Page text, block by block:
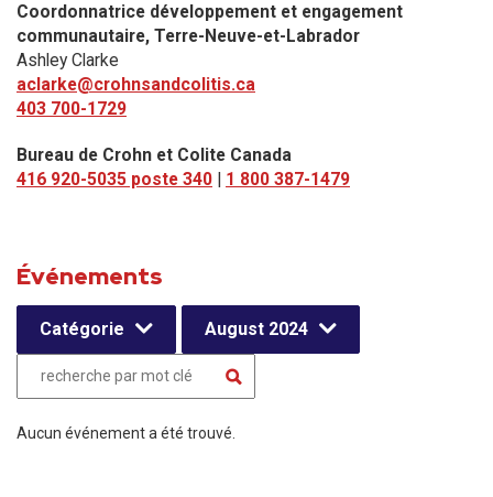
Coordonnatrice développement et engagement
communautaire, Terre-Neuve-et-Labrador
Ashley Clarke
aclarke@crohnsandcolitis.ca
403 700-1729
Bureau de Crohn et Colite Canada
416 920-5035 poste 340 | 1 800 387-1479
Événements
Catégorie August 2024
Aucun événement a été trouvé.